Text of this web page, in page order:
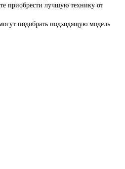
приобрести лучшую технику от
подобрать подходящую модель